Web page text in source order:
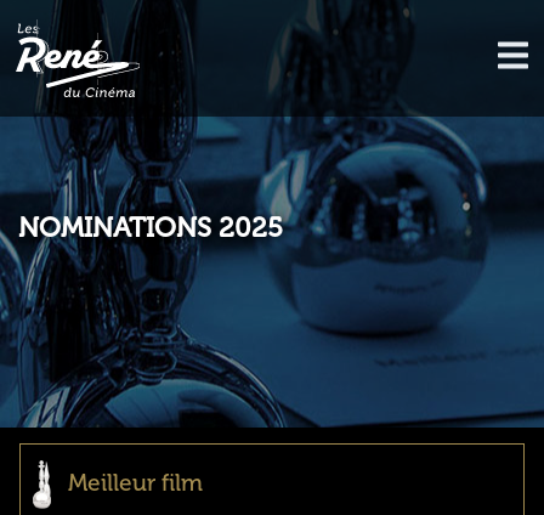
NOMINATIONS 2025
Meilleur film